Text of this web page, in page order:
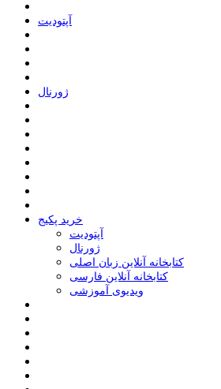
ﺁﭘﺘﻮﺩﯾﺖ
ﮊﻭﺭﻧﺎﻝ
خرید پکیج
ﺁﭘﺘﻮﺩﯾﺖ
ﮊﻭﺭﻧﺎﻝ
کتابخانه آنلاین زبان اصلی
کتابخانه آنلاین فارسی
ویدیوی آموزشی